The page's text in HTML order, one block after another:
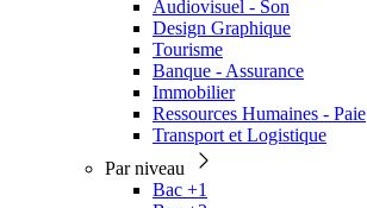
Audiovisuel - Son
Design Graphique
Tourisme
Banque - Assurance
Immobilier
Ressources Humaines - Paie
Transport et Logistique
Par niveau
Bac +1